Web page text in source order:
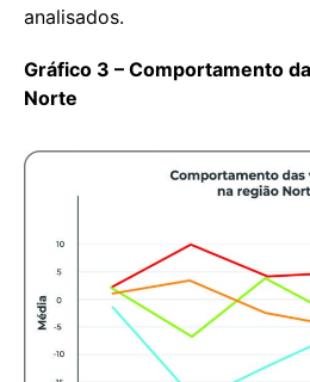
analisados.
Gráfico 3 – Comportamento
Norte